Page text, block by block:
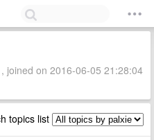
joined on 2016-06-05 21:28:04
topics list